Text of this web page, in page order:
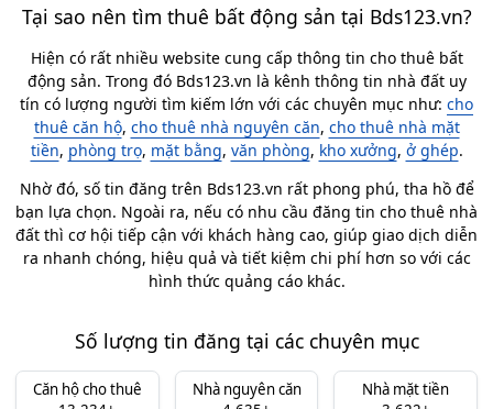
Tại sao nên tìm thuê bất động sản tại Bds123.vn?
Hiện có rất nhiều website cung cấp thông tin cho thuê bất
động sản. Trong đó Bds123.vn là kênh thông tin nhà đất uy
tín có lượng người tìm kiếm lớn với các chuyên mục như: cho
thuê căn hộ, cho thuê nhà nguyên căn, cho thuê nhà mặt
tiền, phòng trọ, mặt bằng, văn phòng, kho xưởng, ở ghép.
Nhờ đó, số tin đăng trên Bds123.vn rất phong phú, tha hồ để
bạn lựa chọn. Ngoài ra, nếu có nhu cầu đăng tin cho thuê nhà
đất thì cơ hội tiếp cận với khách hàng cao, giúp giao dịch diễn
ra nhanh chóng, hiệu quả và tiết kiệm chi phí hơn so với các
hình thức quảng cáo khác.
Số lượng tin đăng tại các chuyên mục
Căn hộ cho thuê
Nhà nguyên căn
Nhà mặt tiền